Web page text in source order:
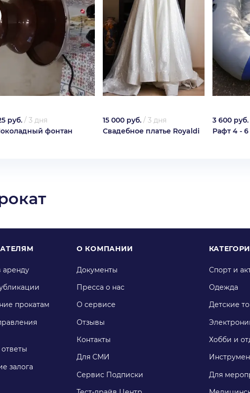
руб. / 3 дня
фонтан
15 000 руб. / 3 дня
Свадебное платье Royaldi
3 600 руб.
Рафт 4 - 6
аренду
прокатам
залога
О КОМПАНИИ
Документы
Пресса о нас
О сервисе
Отзывы
Контакты
Для СМИ
Сервис Подписки
Спорт и
Одежда
Детские
Хобби и
Для